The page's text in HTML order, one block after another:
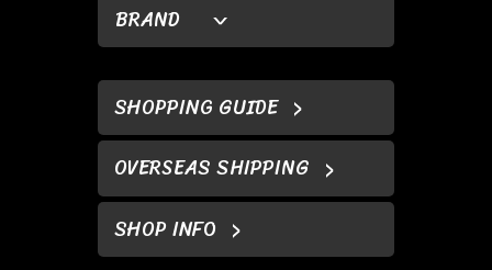
BRAND
SHOPPING GUIDE
OVERSEAS SHIPPING
SHOP INFO